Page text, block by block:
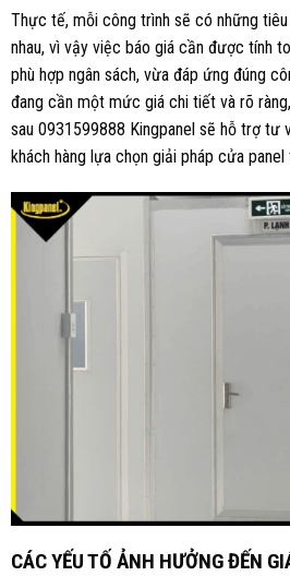
Thực tế, mỗi công trình sẽ có những tiêu
nhau, vì vậy việc báo giá cần được tính
phù hợp ngân sách, vừa đáp ứng đúng
đang cần một mức giá chi tiết và rõ
sau 0931599888 Kingpanel sẽ hỗ trợ tư
khách hàng lựa chọn giải pháp cửa
CÁC YẾU TỐ ẢNH HƯỞNG ĐẾN